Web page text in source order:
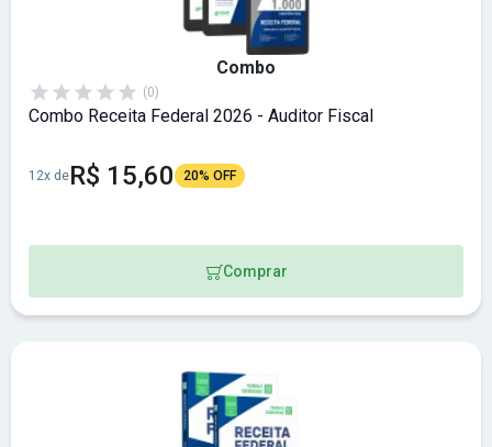
Combo
(0)
Combo Receita Federal 2026 - Auditor Fiscal
12x deR$ 15,60 20% OFF
Comprar